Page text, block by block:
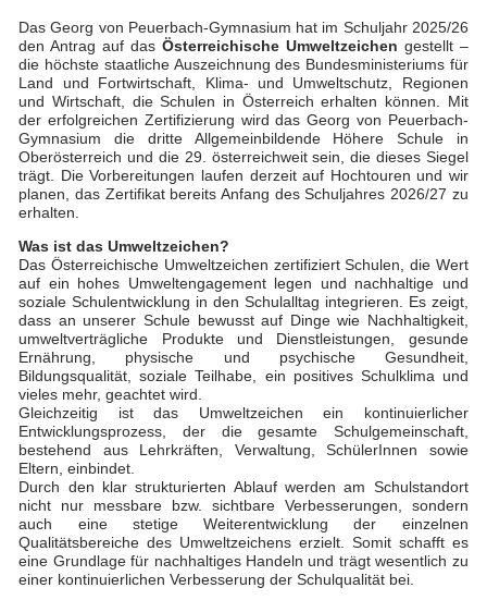
Das Georg von Peuerbach-Gymnasium hat im Schuljahr 2025/26
den Antrag auf das Österreichische Umweltzeichen gestellt –
die höchste staatliche Auszeichnung des Bundesministeriums für
Land und Fortwirtschaft, Klima- und Umweltschutz, Regionen
und Wirtschaft, die Schulen in Österreich erhalten können. Mit
der erfolgreichen Zertifizierung wird das Georg von Peuerbach-
Gymnasium die dritte Allgemeinbildende Höhere Schule in
Oberösterreich und die 29. österreichweit sein, die dieses Siegel
trägt. Die Vorbereitungen laufen derzeit auf Hochtouren und wir
planen, das Zertifikat bereits Anfang des Schuljahres 2026/27 zu
erhalten.
Was ist das Umweltzeichen?
Das Österreichische Umweltzeichen zertifiziert Schulen, die Wert
auf ein hohes Umweltengagement legen und nachhaltige und
soziale Schulentwicklung in den Schulalltag integrieren. Es zeigt,
dass an unserer Schule bewusst auf Dinge wie Nachhaltigkeit,
umweltverträgliche Produkte und Dienstleistungen, gesunde
Ernährung, physische und psychische Gesundheit,
Bildungsqualität, soziale Teilhabe, ein positives Schulklima und
vieles mehr, geachtet wird.
Gleichzeitig ist das Umweltzeichen ein kontinuierlicher
Entwicklungsprozess, der die gesamte Schulgemeinschaft,
bestehend aus Lehrkräften, Verwaltung, SchülerInnen sowie
Eltern, einbindet.
Durch den klar strukturierten Ablauf werden am Schulstandort
nicht nur messbare bzw. sichtbare Verbesserungen, sondern
auch eine stetige Weiterentwicklung der einzelnen
Qualitätsbereiche des Umweltzeichens erzielt. Somit schafft es
eine Grundlage für nachhaltiges Handeln und trägt wesentlich zu
einer kontinuierlichen Verbesserung der Schulqualität bei.